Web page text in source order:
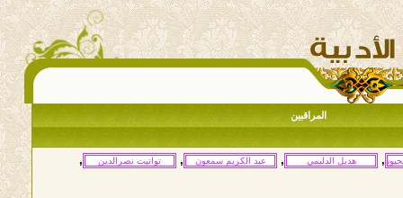
المراقبين
,
,
,
,